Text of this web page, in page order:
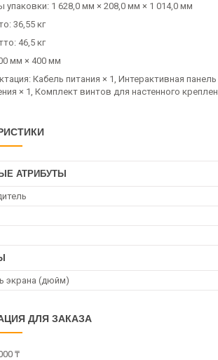
упаковки: 1 628,0 мм × 208,0 мм × 1 014,0 мм
36,55 кг
46,5 кг
мм × 400 мм
Кабель питания × 1, Интерактивная
× 1, Комплект винтов для настенного
АТРИБУТЫ
экрана (дюйм)
ДЛЯ ЗАКАЗА
₸